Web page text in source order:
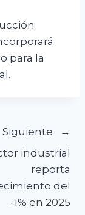
para la
Siguiente
industrial
reporta
del
-1% en 2025